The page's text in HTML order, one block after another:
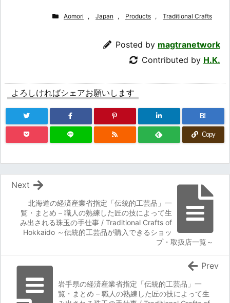
Aomori , Japan , Products , Traditional Crafts
Posted by magtranetwork
Contributed by H.K.
よろしければシェアお願いします
B!
Copy
北海道の経済産業省指定「伝統的工芸品」一
覧・まとめ – 職人の熟練した匠の技によって生
み出される珠玉の手仕事 / Traditional Crafts of
Hokkaido ～伝統的工芸品が購入できるショッ
プ・取扱店一覧～
Next
岩手県の経済産業省指定「伝統的工芸品」一
覧・まとめ – 職人の熟練した匠の技によって生
Prev